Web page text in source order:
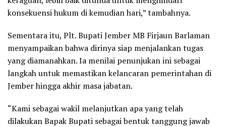
konsekuensi hukum di kemudian hari,” tambahnya.
Sementara itu, Plt. Bupati Jember MB Firjaun Barlaman
menyampaikan bahwa dirinya siap menjalankan tugas
yang diamanahkan. Ia menilai penunjukan ini sebagai
langkah untuk memastikan kelancaran pemerintahan di
Jember hingga akhir masa jabatan.
“Kami sebagai wakil melanjutkan apa yang telah
dilakukan Bapak Bupati sebagai bentuk tanggung jawab